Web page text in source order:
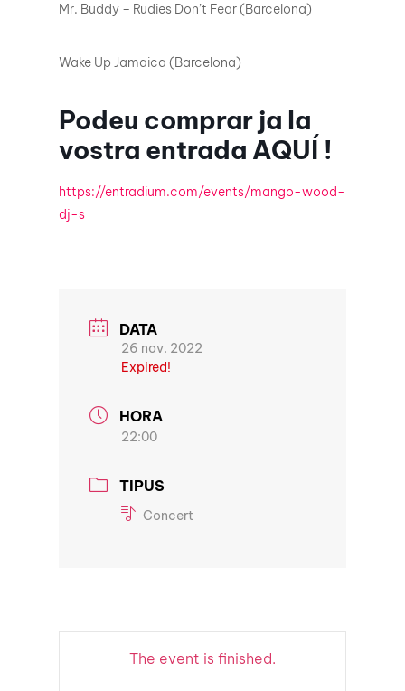
Mr. Buddy – Rudies Don’t Fear (Barcelona)
Wake Up Jamaica (Barcelona)
Podeu comprar ja la
vostra entrada AQUÍ !
https://entradium.com/events/mango-wood-
dj-s
DATA
26 nov. 2022
Expired!
HORA
22:00
TIPUS
Concert
The event is finished.